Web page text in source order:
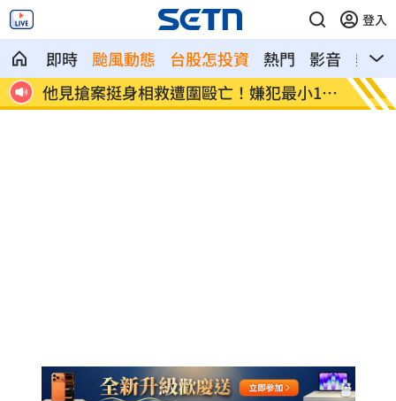
登入
即時 颱風動態 台股怎投資 熱門 影音
熱搜
12
扣款人數狂增4成 國泰小龍基金布局曝光
車是
費